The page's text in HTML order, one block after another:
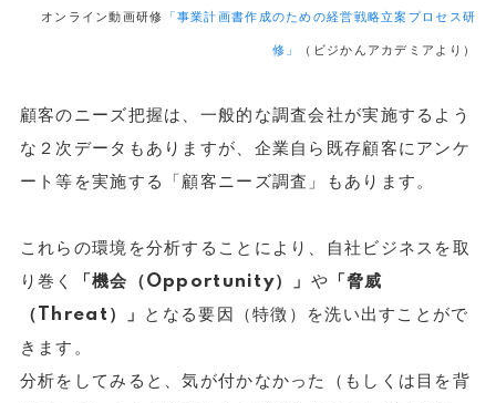
オンライン動画研修 「事業計画書作成のための経営戦略立案プロセス研
修」 （ビジかんアカデミアより）
顧客のニーズ把握は、一般的な調査会社が実施するよう
な２次データもありますが、企業自ら既存顧客にアンケ
ート等を実施する「顧客ニーズ調査」もあります。
これらの環境を分析することにより、自社ビジネスを取
り巻く
「機会（Opportunity）」 や 「脅威
（Threat）」 となる要因（特徴）を洗い出すことがで
きます。
分析をしてみると、気が付かなかった（もしくは目を背